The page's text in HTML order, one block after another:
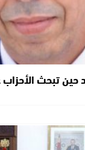
تبحث